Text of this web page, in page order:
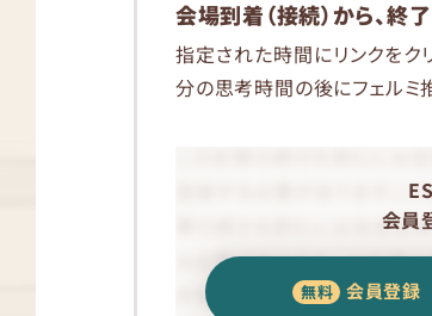
会場到着（接続）から、終
指定された時間にリンクをク
分の思考時間の後にフェルミ
会員
会員登録